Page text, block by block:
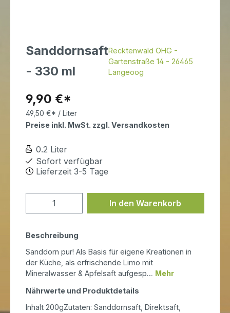
Sanddornsaft
- 330 ml
Recktenwald OHG -
Gartenstraße 14 - 26465
Langeoog
Regulärer Preis:
9,90 €*
49,50 €* / Liter
Preise inkl. MwSt. zzgl. Versandkosten
0.2 Liter
Sofort verfügbar
Lieferzeit 3-5 Tage
Produkt Anzahl: Gib den
In den Warenkorb
Beschreibung
Sanddorn pur! Als Basis für eigene Kreationen in
der Küche, als erfrischende Limo mit
Mineralwasser & Apfelsaft aufgesp… Mehr
Nährwerte und Produktdetails
Inhalt 200gZutaten: Sanddornsaft, Direktsaft,